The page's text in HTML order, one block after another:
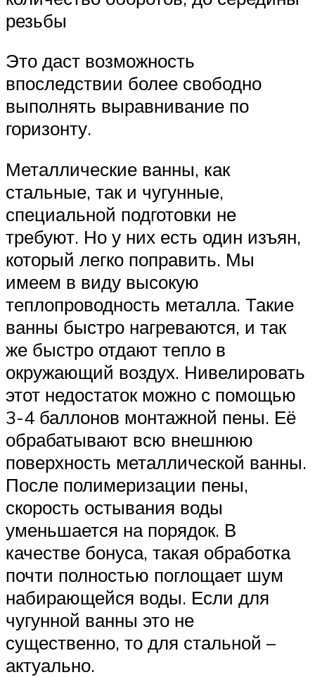
резьбы
Это даст возможность
впоследствии более свободно
выполнять выравнивание по
горизонту.
Металлические ванны, как
стальные, так и чугунные,
специальной подготовки не
требуют. Но у них есть один изъян,
который легко поправить. Мы
имеем в виду высокую
теплопроводность металла. Такие
ванны быстро нагреваются, и так
же быстро отдают тепло в
окружающий воздух. Нивелировать
этот недостаток можно с помощью
3-4 баллонов монтажной пены. Её
обрабатывают всю внешнюю
поверхность металлической ванны.
После полимеризации пены,
скорость остывания воды
уменьшается на порядок. В
качестве бонуса, такая обработка
почти полностью поглощает шум
набирающейся воды. Если для
чугунной ванны это не
существенно, то для стальной –
актуально.